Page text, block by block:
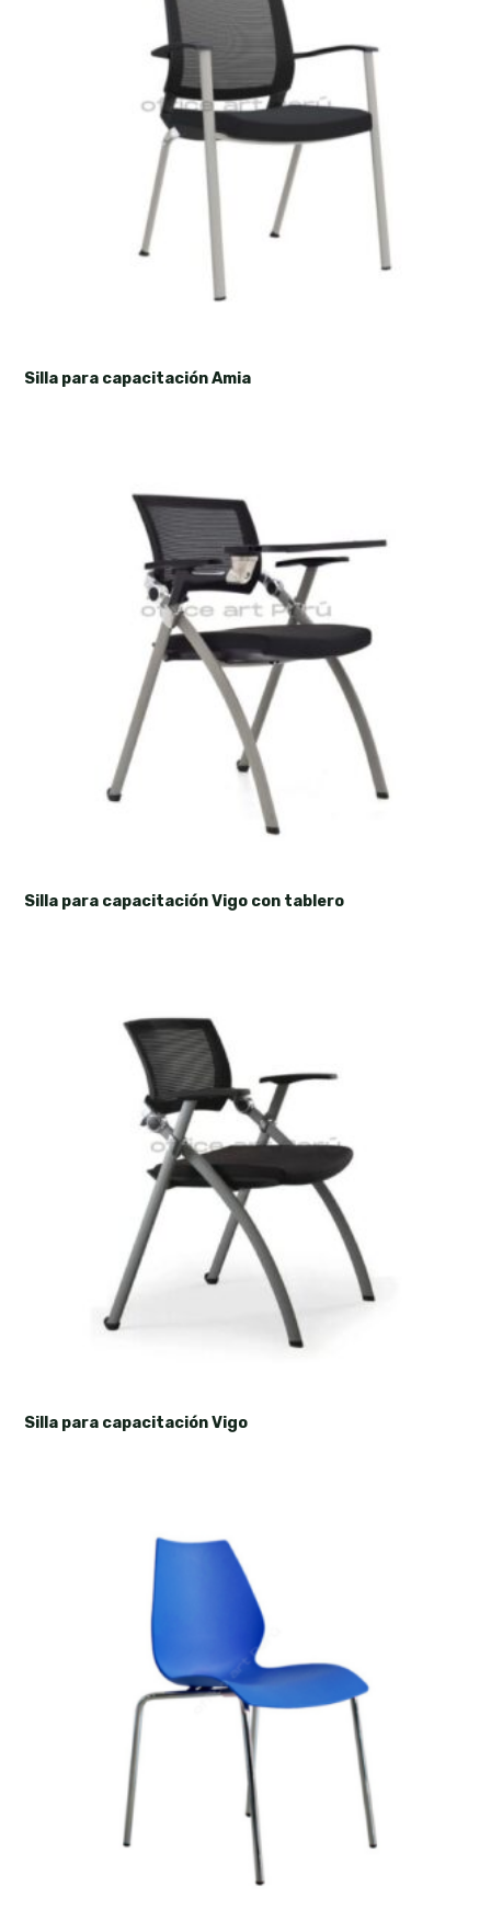
Silla para capacitación Amia
Silla para capacitación Vigo con tablero
Silla para capacitación Vigo